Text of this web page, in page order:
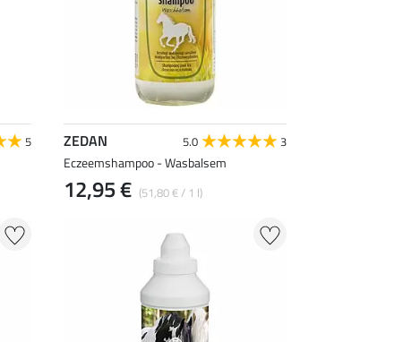
5 ZEDAN 5.0 3
Eczeemshampoo - Wasbalsem
12,95 € (51,80 € / 1 l)